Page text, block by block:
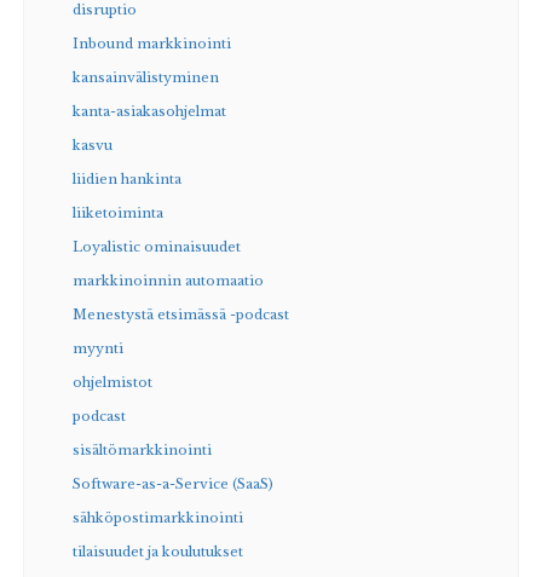
disruptio
Inbound markkinointi
kansainvälistyminen
kanta-asiakasohjelmat
kasvu
liidien hankinta
liiketoiminta
Loyalistic ominaisuudet
markkinoinnin automaatio
Menestystä etsimässä -podcast
myynti
ohjelmistot
podcast
sisältömarkkinointi
Software-as-a-Service (SaaS)
sähköpostimarkkinointi
tilaisuudet ja koulutukset